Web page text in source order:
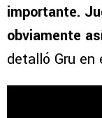
importante.
obviamente
detalló Gru